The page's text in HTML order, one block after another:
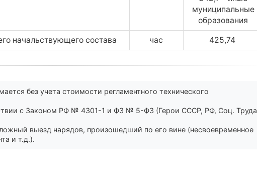
муниципальные
образования
начальствующего состава час 425,74
без учета стоимости регламентного технического
с Законом РФ № 4301-1 и ФЗ № 5-ФЗ (Герои СССР, РФ, Соц. Труда
выезд нарядов, произошедший по его вине (несвоевременное
и т.д.).